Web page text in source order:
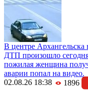
В центре
ДТП произошло сегодня
пожилая женщина
аварии попал на видео.
02.08.26 18:38
1896